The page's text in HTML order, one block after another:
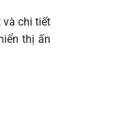
và chi tiết
thị ấn